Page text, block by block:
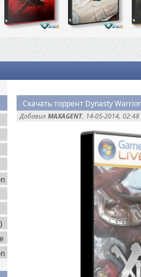
Скачать торрент Dynasty
Добавил MAXAGENT, 14-05-2014, 02:48